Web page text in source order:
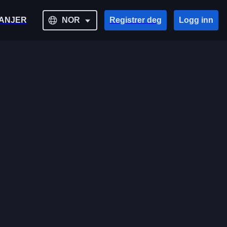
NOR Registrer deg Logg inn